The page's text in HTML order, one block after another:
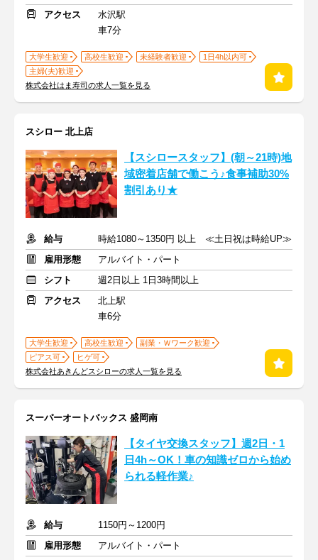
アクセス
水沢駅
車7分
大学生歓迎 高校生歓迎 未経験者歓迎
1日4h以内可
主婦(夫)歓迎
株式会社はま寿司の求人一覧を見る
スシロー 北上店
【スシロースタッフ】(朝～21時)地
域密着店舗で働こう♪食事補助30%
割引あり★
給与
時給1080～1350円 以上 ≪土日祝は時給UP≫
雇用形態
アルバイト・パート
シフト
週2日以上 1日3時間以上
アクセス
北上駅
車6分
大学生歓迎 高校生歓迎
副業・Ｗワーク歓迎
ピアス可
ヒゲ可
株式会社あきんどスシローの求人一覧を見る
スーパーオートバックス 盛岡南
【タイヤ交換スタッフ】週2日・1
日4h～OK！車の知識ゼロから始め
られる軽作業♪
給与
1150円～1200円
雇用形態
アルバイト・パート